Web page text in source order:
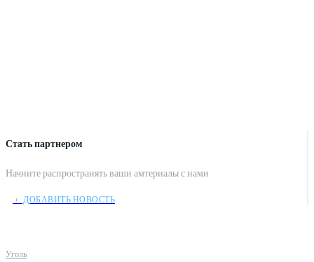
Стать партнером
Начните распространять ваши амтериалы с нами
﹢ ДОБАВИТЬ НОВОСТЬ
Уголь